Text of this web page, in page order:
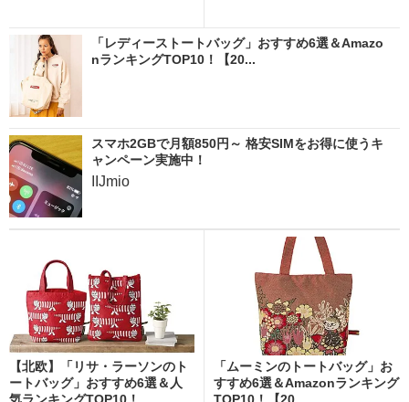
「レディーストートバッグ」おすすめ6選＆Amazo
nランキングTOP10！【20...
スマホ2GBで月額850円～ 格安SIMをお得に使うキ
ャンペーン実施中！
IIJmio
【北欧】「リサ・ラーソンのト
ートバッグ」おすすめ6選＆人
気ランキングTOP10！...
「ムーミンのトートバッグ」お
すすめ6選＆Amazonランキング
TOP10！【20...